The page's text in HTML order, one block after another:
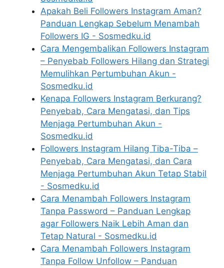
Apakah Beli Followers Instagram Aman?
Panduan Lengkap Sebelum Menambah
Followers IG - Sosmedku.id
Cara Mengembalikan Followers Instagram
– Penyebab Followers Hilang dan Strategi
Memulihkan Pertumbuhan Akun -
Sosmedku.id
Kenapa Followers Instagram Berkurang?
Penyebab, Cara Mengatasi, dan Tips
Menjaga Pertumbuhan Akun -
Sosmedku.id
Followers Instagram Hilang Tiba-Tiba –
Penyebab, Cara Mengatasi, dan Cara
Menjaga Pertumbuhan Akun Tetap Stabil
- Sosmedku.id
Cara Menambah Followers Instagram
Tanpa Password – Panduan Lengkap
agar Followers Naik Lebih Aman dan
Tetap Natural - Sosmedku.id
Cara Menambah Followers Instagram
Tanpa Follow Unfollow – Panduan